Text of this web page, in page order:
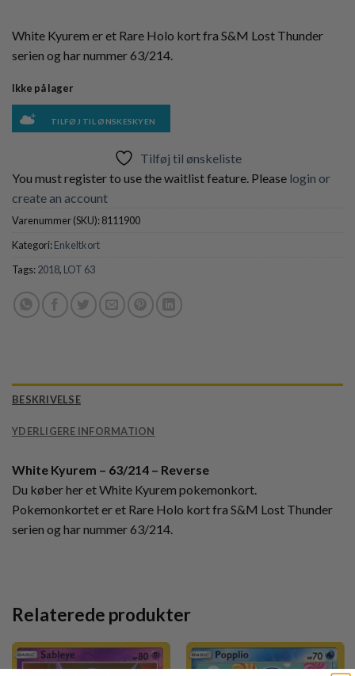
White Kyurem er et Rare Holo kort fra S&M Lost Thunder
serien og har nummer 63/214.
Ikke på lager
TILFØJ TIL ØNSKESKYEN
Tilføj til ønskeliste
You must register to use the waitlist feature. Please login or
create an account
Varenummer (SKU):8111900
Kategori:Enkeltkort
Tags:2018, LOT 63
BESKRIVELSE
YDERLIGERE INFORMATION
White Kyurem – 63/214 – Reverse
Du køber her et White Kyurem pokemonkort.
Pokemonkortet er et Rare Holo kort fra S&M Lost Thunder
serien og har nummer 63/214.
Relaterede produkter